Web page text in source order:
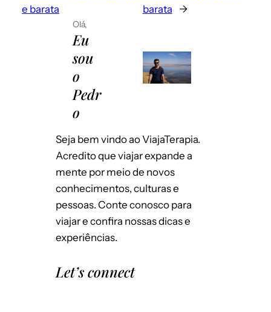
Envie-me e-mails sobre novos posts.
Instantaneamente
Por semana
Emails para novos comentários
Salvar meus dados neste navegador
para a próxima vez que eu comentar.
e barata
barata
→
Olá,
Eu
sou
o
Pedr
o
Seja bem vindo ao ViajaTerapia.
Acredito que viajar expande a
mente por meio de novos
conhecimentos, culturas e
pessoas. Conte conosco para
viajar e confira nossas dicas e
experiências.
Let’s connect